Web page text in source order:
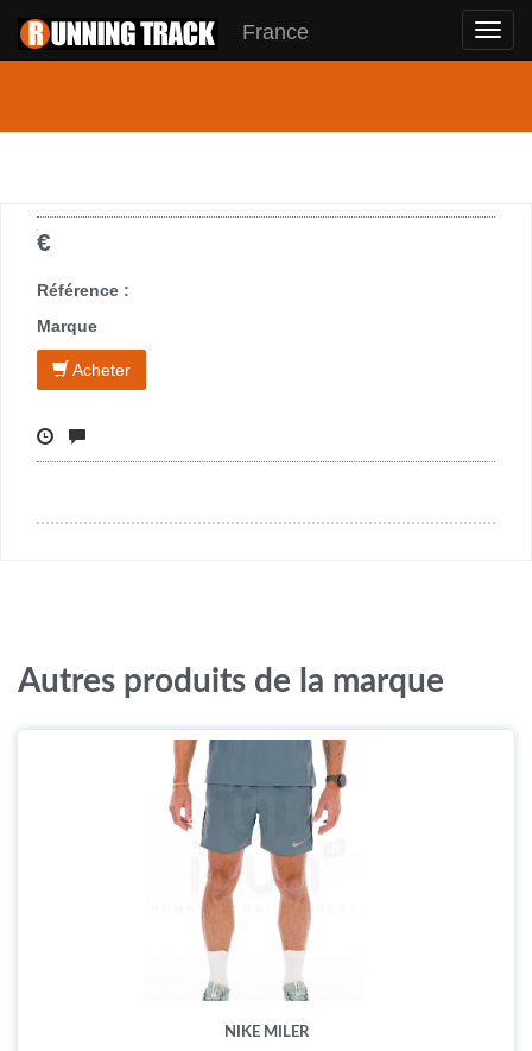
France
€
Référence :
Marque
Acheter
Autres produits de la marque
NIKE MILER